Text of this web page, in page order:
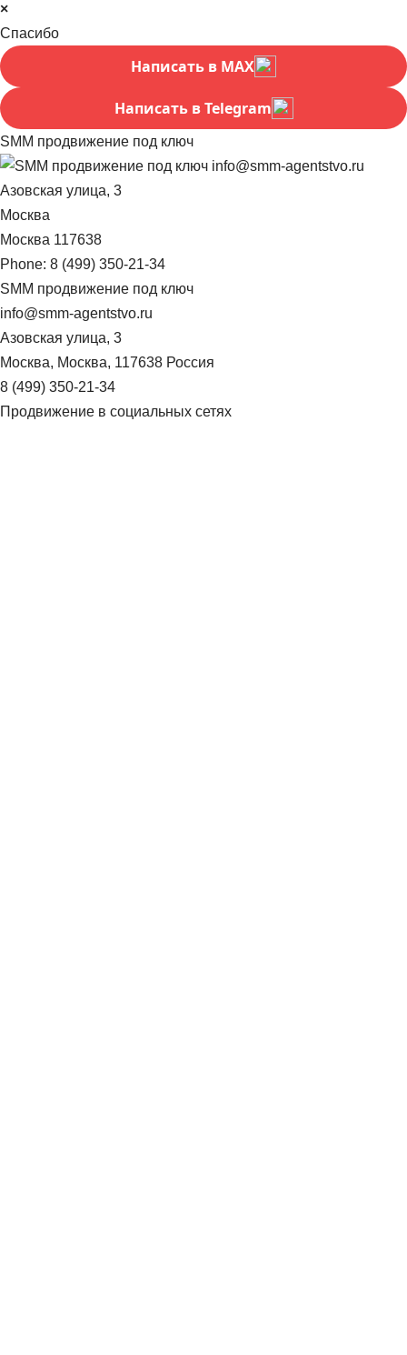
×
Спасибо
Написать в MAX
Написать в Telegram
SMM продвижение под ключ
info@smm-agentstvo.ru
Азовская улица, 3
Москва
Москва 117638
Phone: 8 (499) 350-21-34
SMM продвижение под ключ
info@smm-agentstvo.ru
Азовская улица, 3
Москва, Москва, 117638 Россия
8 (499) 350-21-34
Продвижение в социальных сетях